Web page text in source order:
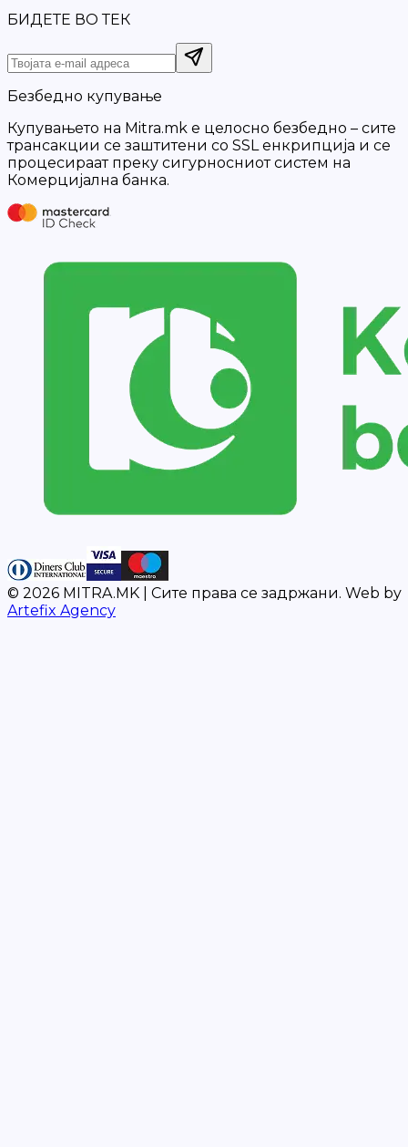
БИДЕТЕ ВО ТЕК
Безбедно купување
Купувањето на Mitra.mk е целосно безбедно – сите
трансакции се заштитени со SSL енкрипција и се
процесираат преку сигурносниот систем на
Комерцијална банка.
© 2026 MITRA.MK | Сите права се задржани. Web by
Artefix Agency